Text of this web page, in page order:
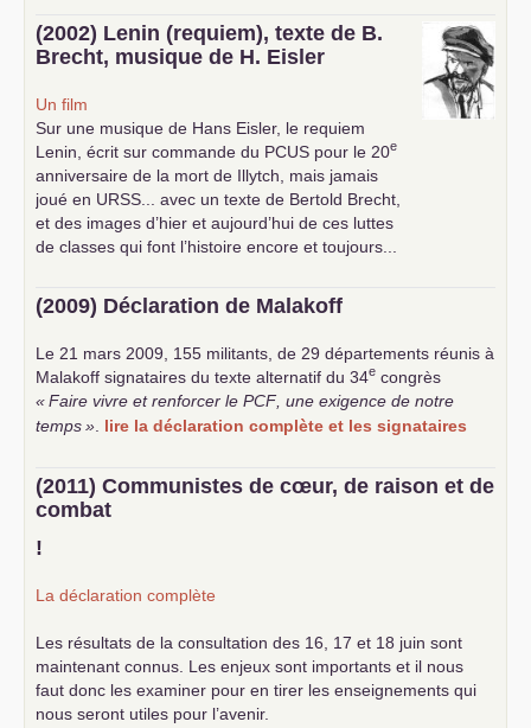
(2002) Lenin (requiem), texte de B.
Brecht, musique de H. Eisler
Un film
Sur une musique de Hans Eisler, le requiem
Lenin, écrit sur commande du PCUS pour le 20e
anniversaire de la mort de Illytch, mais jamais
joué en URSS ... avec un texte de Bertold Brecht,
et des images d’hier et aujourd’hui de ces luttes
de classes qui font l’histoire encore et toujours...
(2009) Déclaration de Malakoff
Le 21 mars 2009, 155 militants, de 29 départements réunis à
Malakoff signataires du texte alternatif du 34e congrès
«Faire vivre et renforcer le PCF , une exigence de notre
temps» lire la déclaration complète et les signataires
(2011) Communistes de cœur, de raison et de
combat
!
La déclaration complète
Les résultats de la consultation des 16, 17 et 18 juin sont
maintenant connus. Les enjeux sont importants et il nous
faut donc les examiner pour en tirer les enseignements qui
nous seront utiles pour l’avenir.